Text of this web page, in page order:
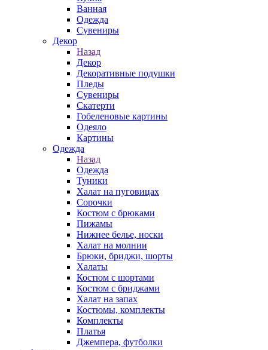
Ванная
Одежда
Сувениры
Декор
Назад
Декор
Декоративные подушки
Пледы
Сувениры
Скатерти
Гобеленовые картины
Одеяло
Картины
Одежда
Назад
Одежда
Туники
Халат на пуговицах
Сорочки
Костюм с брюками
Пижамы
Нижнее белье, носки
Халат на молнии
Брюки, бриджи, шорты
Халаты
Костюм с шортами
Костюм с бриджами
Халат на запах
Костюмы, комплекты
Комплекты
Платья
Джемпера, футболки